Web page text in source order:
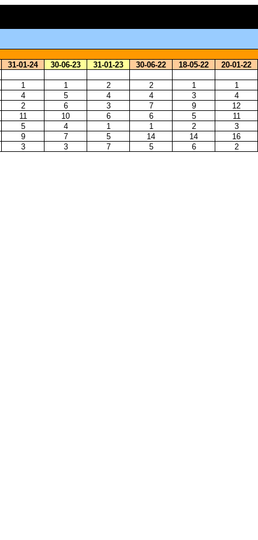
31-01-24 30-06-23 31-01-23 30-06-22 18-05-22
20-01-22
1 1 2 2 1
1
4 5 4 4 3
4
2 6 3 7 9
12
11 10 6 6 5
11
5 4 1 1 2
3
9 7 5 14 14
16
3 3 7 5 6 2